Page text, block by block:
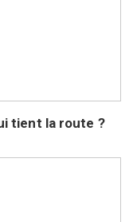
tient la route ?